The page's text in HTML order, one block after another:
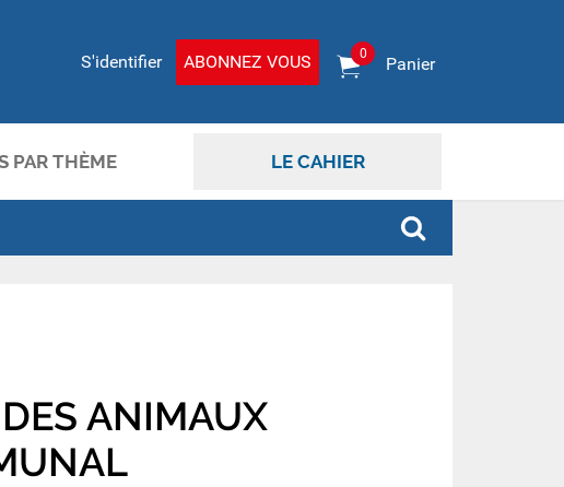
S'identifier ABONNEZ VOUS Panier
0
PAR THÈME LE CAHIER
ANIMAUX